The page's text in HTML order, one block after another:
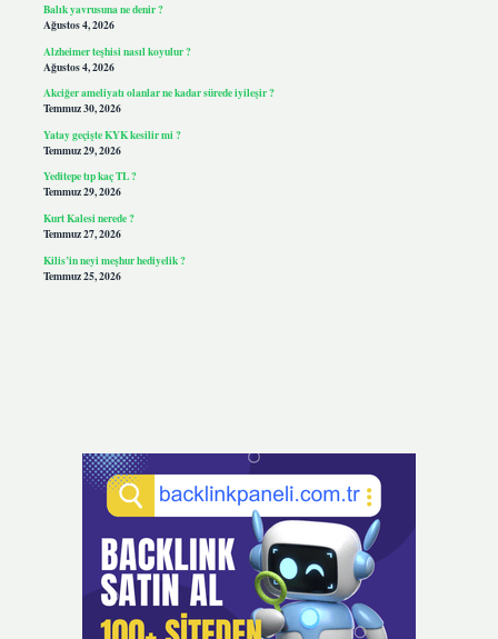
Balık yavrusuna ne denir ?
Ağustos 4, 2026
Alzheimer teşhisi nasıl koyulur ?
Ağustos 4, 2026
Akciğer ameliyatı olanlar ne kadar sürede iyileşir ?
Temmuz 30, 2026
Yatay geçişte KYK kesilir mi ?
Temmuz 29, 2026
Yeditepe tıp kaç TL ?
Temmuz 29, 2026
Kurt Kalesi nerede ?
Temmuz 27, 2026
Kilis’in neyi meşhur hediyelik ?
Temmuz 25, 2026